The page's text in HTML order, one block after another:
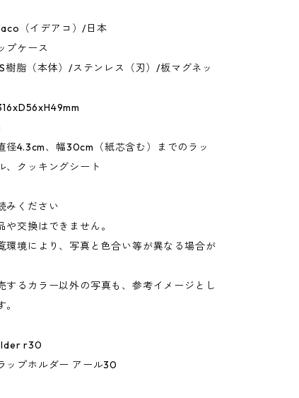
（イデアコ）/日本
プケース
樹脂（本体）/ステンレス（刃）/板マグネッ
径4.3cm、幅30cm（紙芯含む）までのラッ
、クッキングシート
みください
や交換はできません。
環境により、写真と色合い等が異なる場合が
するカラー以外の写真も、参考イメージとし
r30
ップホルダー アール30